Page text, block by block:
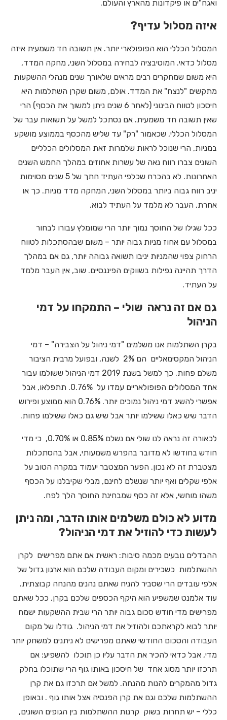
ואגח"ים או פיקדונות מהארץ והעולם.
איזה מסלול עדיף?
המסלול הכללי הוא הפופולארי יותר. אין תשובה חד משמעית איזה
מסלול כדאי. המוטיבציה לבחירה במסלול השני, מחקה המדד,
היא משום שמחקרים רבים מראים שלאורך שנים מנהלי ההשקעות
מתקשים "לנצח" את המדד. אולם, משום שקרן השתלמות היא
חיסכון לטווח הבינוני (לאחר 6 שנים ניתן למשוך את הכסף) הרי
שאין תשובה חד משמעית. אם נסתכל למשל על תשואות עבר של
המסלול הכללי, שכאמור "רק" עד שליש מהכסף בממוצע מושקע
במניות, הרי שנוכל לראות שלמרות זאת המסלולים הכלליים
השונים צברו רווח נאה של עשרות אחוזים במהלך החמש השנים
האחרונות. לא בהכרח שכלפי העתיד חתך של 5 שנים מסוימות
יניב רווח גבוה ביותר במסלול השני, המחקה מדד מניות. כך או
אחרת, העבר לא מלמד על העתיד לבוא.
ככל שגילו של החוסך נמוך יותר הרי שמומלץ עבורו לבחור
במסלול עם אחוז מניות גבוה יותר – משום שבהסתכלות לטווח
הרחוק צפוי שהמניות יניבו תשואה גבוהה יותר, גם אם במהלך
הדרך תהיינה נפילות בשווקים הפיננסיים. שוב, אין העבר מלמד
על העתיד.
גם אם זה נראה שולי – התמקחו על דמי
הניהול
בקרן השתלמות אנו משלמים "דמי ניהול על הצבירה" – דמי
הניהול המקסימאליים הם 2% לשנה, ובפועל מרבית הציבור
משלם פחות. כך למשל בשנת 2019 דמי הניהול ששולמו עבור
אחד המסלולים הפופולאריים עמדו על 0.76%. תתפלאו, אבל
אפשרי להשיג דמי ניהול נמוכים יותר. 0.76% הוא ממוצע ופירוש
הדבר שיש כאלו ששילמו יותר אבל שיש גם כאלו ששילמו פחות.
לכאורה זה נראה לנו שולי אם נשלם 0.85% או 0.70%, כי מדי
חודש בחודשו לא מדובר בהפרש משמעותי, אבל בהסתכלות
מצטברת זה לא נכון. הפער המצטבר יעמוד במקרה הטוב על
אלפי שקלים ואף יותר שנשלם לחינם, מבלי שקיבלנו על הכסף
משהו מוחשי, אלא זה כסף שמבחינת החוסך הלך לפח.
מדוע לא כולם משלמים אותו הדבר, ומה ניתן
לעשות כדי להוזיל את דמי הניהול?
ההבדלים נובעים מכמה סיבות: ראשית אם אתם מפרישים לקרן
ההשתלמות כשכירים ומקום העבודה שלכם הוא ארגון גדול של
אלפי עובדים הרי שסביר להניח שאתם נהנים מהנחה קבוצתית.
עוד אלמנט שמשפיע הוא היקף הכספים שלכם בקרן. ככל שאתם
מפרישים מדי חודש סכום גבוה יותר הרי שבית ההשקעות ישמח
יותר לבוא לקראתכם ולהוזיל את דמי הניהול. גודלו של מקום
העבודה והסכום החודשי שאתם מפרישים לא ניתנים למשחק יותר
מדי, אבל כדאי להכיר את הדבר עליו כן תוכלו להשפיע: אם
תרכזו יותר מסוג אחד של חיסכון באותו גוף הרי שתוכלו בחלק
גדול מהמקרים להנות מהנחה. למשל אם תרכזו גם את קרן
ההשתלמות שלכם וגם את קרן הפנסיה אצל אותו גוף . ובאופן
כללי – יש תחרות בשוק קרנות ההשתלמות בין הגופים השונים,